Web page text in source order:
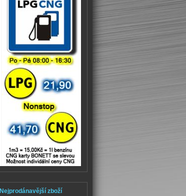
Nejprodánavější zboží